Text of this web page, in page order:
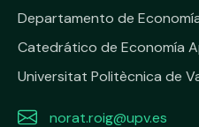
Departamento de
Catedrático de Economía
Universitat Politècnica de
norat.roig@upv.es